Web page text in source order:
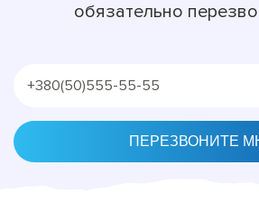
обязательно